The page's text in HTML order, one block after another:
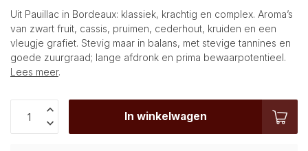
Uit Pauillac in Bordeaux: klassiek, krachtig en complex. Aroma’s
van zwart fruit, cassis, pruimen, cederhout, kruiden en een
vleugje grafiet. Stevig maar in balans, met stevige tannines en
goede zuurgraad; lange afdronk en prima bewaarpotentieel.
Lees meer.
In winkelwagen